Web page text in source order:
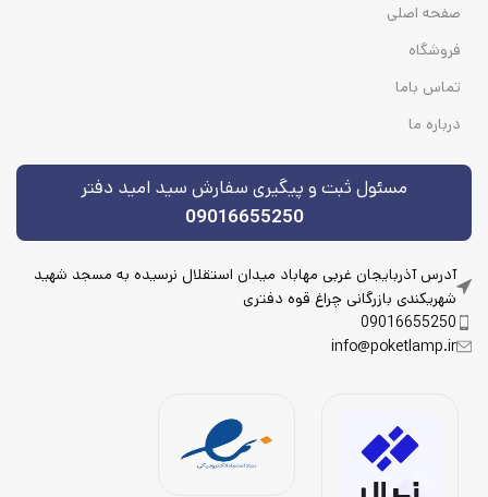
صفحه اصلی
فروشگاه
تماس باما
درباره ما
مسئول ثبت و پیگیری سفارش سید امید دفتر
09016655250
آدرس آذربایجان غربی مهاباد میدان استقلال نرسیده به مسجد شهید
شهریکندی بازرگانی چراغ قوه دفتری
09016655250
info@poketlamp.ir